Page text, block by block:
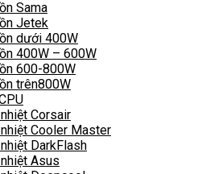
Sama
Jetek
dưới 400W
400W – 600W
600-800W
trên800W
Corsair
Cooler Master
DarkFlash
Asus